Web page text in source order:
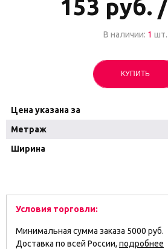
153 руб.
В наличии: 1 шт.
КУПИТЬ
Цена указана за
Метраж
Ширина
Условия торговли:
Минимальная сумма заказа 5000 руб.
Доставка по всей России, подробнее